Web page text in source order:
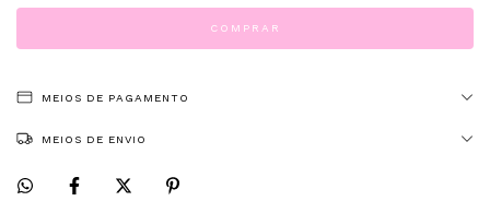
MEIOS DE PAGAMENTO
MEIOS DE ENVIO